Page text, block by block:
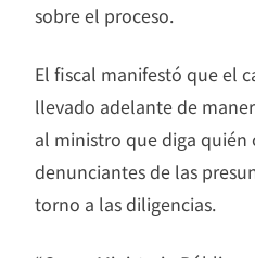
sobre el proceso.
El fiscal manifestó que el
llevado adelante de
al ministro que diga quién
denunciantes de las
torno a las diligencias.